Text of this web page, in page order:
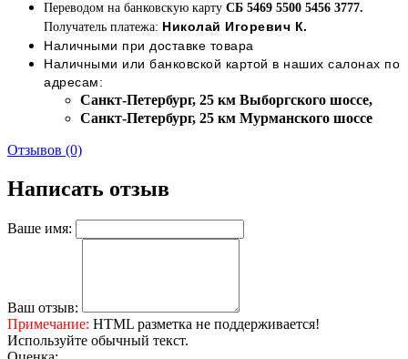
Переводом на банковскую карту СБ 5469 5500 5456 3777.
Получатель платежа: Николай Игоревич К.
Наличными при доставке товара
Наличными или банковской картой в наших салонах по
адресам:
Cанкт-Петербург, 25 км Выборгского шоссе,
Cанкт-Петербург, 25 км Мурманского шоссе
Отзывов (0)
Написать отзыв
Ваше имя:
Ваш отзыв:
Примечание: HTML разметка не поддерживается!
Используйте обычный текст.